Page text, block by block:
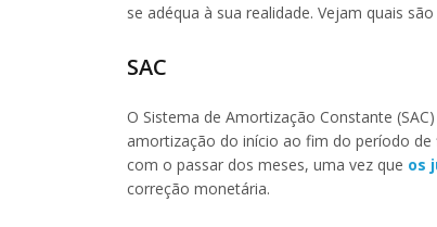
se adéqua à sua realidade. Vejam quais
SAC
O Sistema de Amortização Constante
amortização do início ao fim do período
com o passar dos meses, uma vez que os
correção monetária.